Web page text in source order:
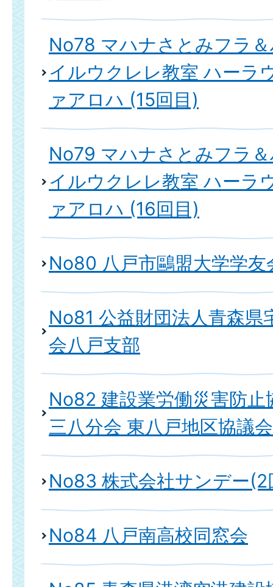
No78 マハナさとみフラ
イルウクレレ教室 ハーラ
ァアロハ (15回目)
No79 マハナさとみフラ
イルウクレレ教室 ハーラ
ァアロハ (16回目)
No80 八戸市鷗盟大学学友
No81 公益財団法人青森県
会八戸支部
No82 建設業労働災害防止
三八分会 東八戸地区協議会
No83 株式会社サンデー(2
No84 八戸南高校同窓会